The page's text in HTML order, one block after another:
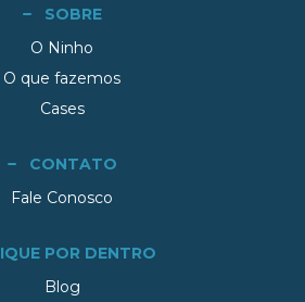
SOBRE
O Ninho
O que fazemos
Cases
CONTATO
Fale Conosco
POR DENTRO
Blog